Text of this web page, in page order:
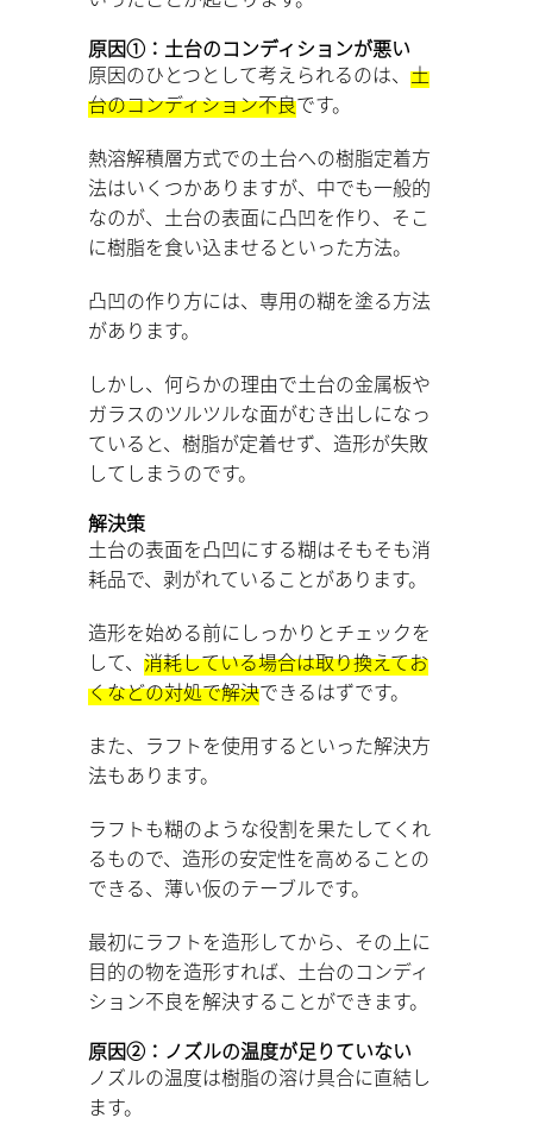
原因①：土台のコンディションが悪い
原因のひとつとして考えられるのは、 土
台のコンディション不良です。
熱溶解積層方式での土台への樹脂定着方
法はいくつかありますが、中でも一般的
なのが、土台の表面に凸凹を作り、そこ
に樹脂を食い込ませるといった方法。
凸凹の作り方には、専用の糊を塗る方法
があります。
しかし、何らかの理由で土台の金属板や
ガラスのツルツルな面がむき出しになっ
ていると、樹脂が定着せず、造形が失敗
してしまうのです。
解決策
土台の表面を凸凹にする糊はそもそも消
耗品で、剥がれていることがあります。
造形を始める前にしっかりとチェックを
して、 消耗している場合は取り換えてお
くなどの対処で解決できるはずです。
また、ラフトを使用するといった解決方
法もあります。
ラフトも糊のような役割を果たしてくれ
るもので、造形の安定性を高めることの
できる、薄い仮のテーブルです。
最初にラフトを造形してから、その上に
目的の物を造形すれば、土台のコンディ
ション不良を解決することができます。
原因②：ノズルの温度が足りていない
ノズルの温度は樹脂の溶け具合に直結し
ます。